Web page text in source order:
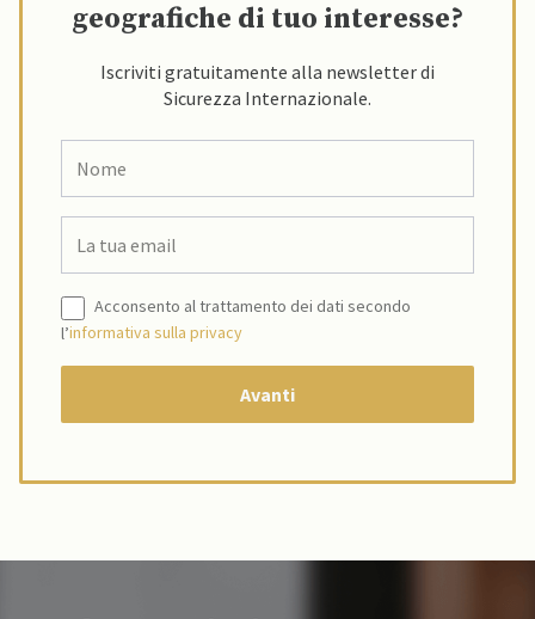
geografiche di tuo interesse?
Iscriviti gratuitamente alla newsletter di
Sicurezza Internazionale.
Acconsento al trattamento dei dati secondo
l’informativa sulla privacy